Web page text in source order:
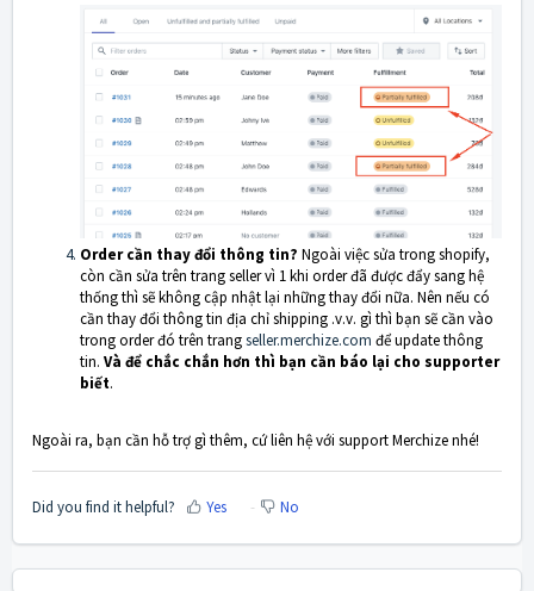
Order cần thay đổi thông tin? Ngoài việc sửa trong shopify,
còn cần sửa trên trang seller vì 1 khi order đã được đẩy sang hệ
thống thì sẽ không cập nhật lại những thay đổi nữa. Nên nếu có
cần thay đổi thông tin địa chỉ shipping .v.v. gì thì bạn sẽ cần vào
trong order đó trên trangseller.merchize.com để update thông
tin. Và để chắc chắn hơn thì bạn cần báo lại cho supporter
biết.
Ngoài ra, bạn cần hỗ trợ gì thêm, cứ liên hệ với support Merchize nhé!
Did you find it helpful? Yes No